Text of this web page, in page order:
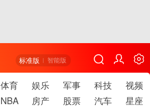
标准版 智能版
体育 娱乐 军事 科技
视频
NBA 房产 股票 汽车
星座